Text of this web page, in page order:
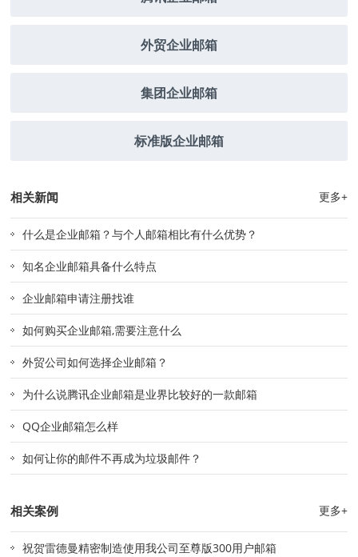
外贸企业邮箱
集团企业邮箱
标准版企业邮箱
相关新闻 更多+
什么是企业邮箱？与个人邮箱相比有什么优势？
知名企业邮箱具备什么特点
企业邮箱申请注册找谁
如何购买企业邮箱,需要注意什么
外贸公司如何选择企业邮箱？
为什么说腾讯企业邮箱是业界比较好的一款邮箱
QQ企业邮箱怎么样
如何让你的邮件不再成为垃圾邮件？
相关案例 更多+
祝贺雷德曼精密制造使用我公司至尊版300用户邮箱